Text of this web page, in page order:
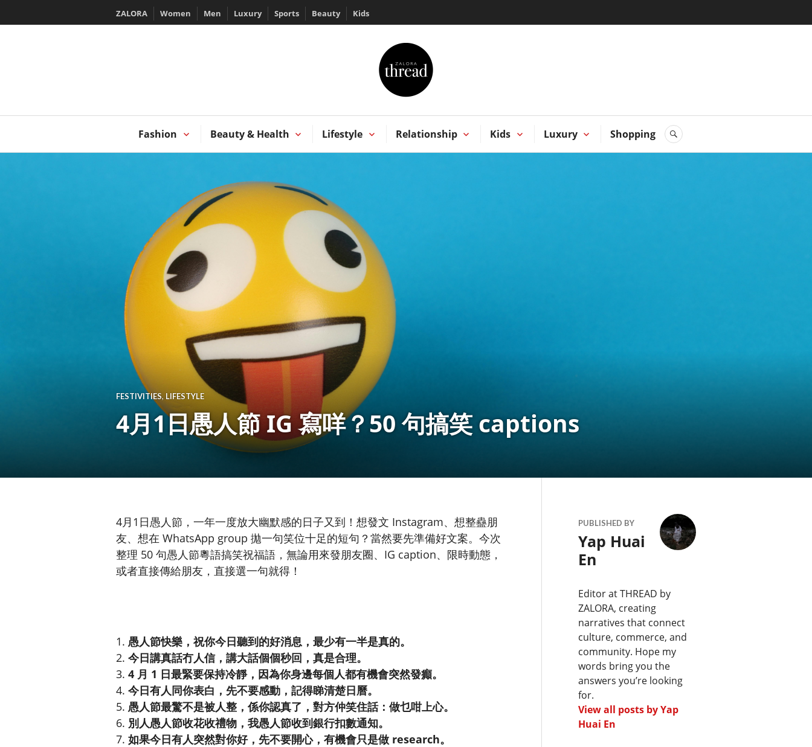
to
ZALORA Women Men Luxury Sports Beauty Kids
THREAD by ZALORA Hong
Kong
Fashion Beauty & Health Lifestyle Relationship Kids Luxury Shopping SEARCH
FESTIVITIES,LIFESTYLE
4月1日愚人節 IG 寫咩？50 句搞笑 captions
4月1日愚人節，一年一度放大幽默感的日子又到！想發文 Instagram、想整蠱朋
友、想在 WhatsApp group 拋一句笑位十足的短句？當然要先準備好文案。今次
整理 50 句愚人節粵語搞笑祝福語，無論用來發朋友圈、IG caption、限時動態，
或者直接傳給朋友，直接選一句就得！
愚人節快樂，祝你今日聽到的好消息，最少有一半是真的。
今日講真話冇人信，講大話個個秒回，真是合理。
4 月 1 日最緊要保持冷靜，因為你身邊每個人都有機會突然發癲。
今日有人同你表白，先不要感動，記得睇清楚日曆。
愚人節最驚不是被人整，係你認真了，對方仲笑住話：做乜咁上心。
別人愚人節收花收禮物，我愚人節收到銀行扣數通知。
如果今日有人突然對你好，先不要開心，有機會只是做 research。
PUBLISHED BY
Yap Huai
En
Editor at THREAD by
ZALORA, creating
narratives that connect
culture, commerce, and
community. Hope my
words bring you the
answers you’re looking
for.
View all posts by Yap
Huai En